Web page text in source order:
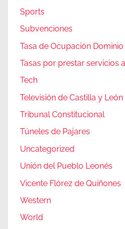
Sports
Subvenciones
Tasa de Ocupación
Tasas por prestar servicios
Tech
Televisión de Castilla y León
Tribunal Constitucional
Túneles de Pajares
Uncategorized
Unión del Pueblo Leonés
Vicente Flórez de Quiñones
Western
World